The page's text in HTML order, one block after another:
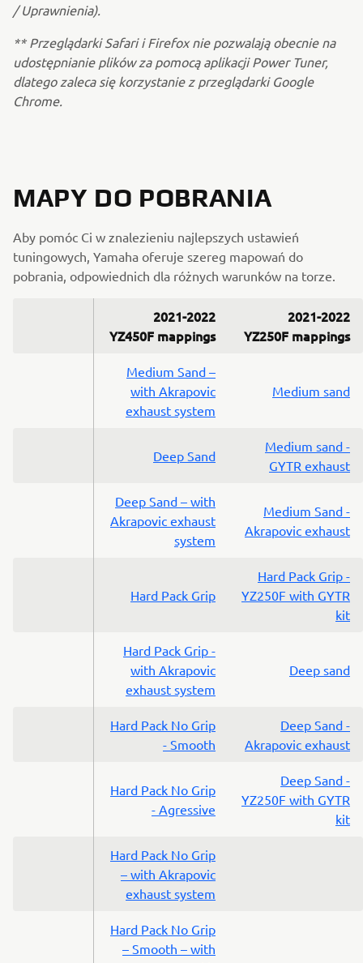
/ Uprawnienia).
** Przeglądarki Safari i Firefox nie pozwalają obecnie na
udostępnianie plików za pomocą aplikacji Power Tuner,
dlatego zaleca się korzystanie z przeglądarki Google
Chrome.
MAPY DO POBRANIA
Aby pomóc Ci w znalezieniu najlepszych ustawień
tuningowych, Yamaha oferuje szereg mapowań do
pobrania, odpowiednich dla różnych warunków na torze.
2021-2022
YZ450F mappings
2021-2022
YZ250F mappings
Medium Sand –
with Akrapovic
exhaust system
Medium sand
Deep Sand
Medium sand -
GYTR exhaust
Deep Sand – with
Akrapovic exhaust
system
Medium Sand -
Akrapovic exhaust
Hard Pack Grip
Hard Pack Grip -
YZ250F with GYTR
kit
Hard Pack Grip -
with Akrapovic
exhaust system
Deep sand
Hard Pack No Grip
- Smooth
Deep Sand -
Akrapovic exhaust
Hard Pack No Grip
- Agressive
Deep Sand -
YZ250F with GYTR
kit
Hard Pack No Grip
– with Akrapovic
exhaust system
Hard Pack No Grip
– Smooth – with